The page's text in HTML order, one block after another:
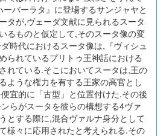
バーラタ』に登場するサンジャヤと
タが,ヴェーダ文献に見られるスータ
るものと仮定して,そのスータ像の変
時代におけるスータ像は,『ヴィシュ
られているプリトゥ王神話における
れている.そこにおいてスータは,王の
ような権力を有する王家の高官とし
宜的に「古型」と位置付けた.その後
らがスータを彼らの構想する4ヴァ
とする際に,混合ヴァルナ身分として
様々に応用されたと考えられる.その